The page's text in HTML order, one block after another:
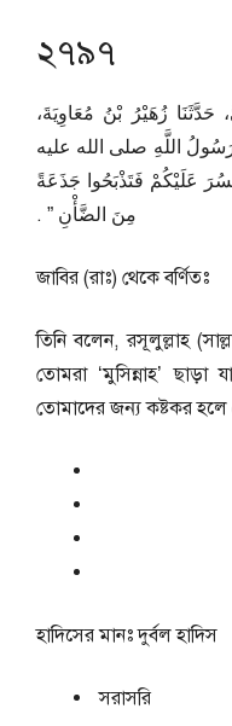
২৭৯৭
زُهَيْرُ بْنُ مُعَاوِيَةَ،
اللَّهِ صلى الله عليه
عَلَيْكُمْ فَتَذْبَحُوا جَذَعَةً
مِنَ الضَّأْنِ ‏”‏ ‏.‏
জাবির (রাঃ) থেকে বর্ণিতঃ
তিনি বলেন, রসূলুল্লাহ
তোমরা ‘মুসিন্নাহ’
তোমাদের জন্য কষ্টকর হলে
হাদিসের মানঃদুর্বল হাদিস
সরাসরি